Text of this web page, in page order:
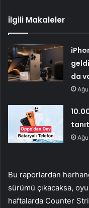
İlgili Makaleler
da
Bu raporlardan
sürümü çıkacaksa,
haftalarda Counter